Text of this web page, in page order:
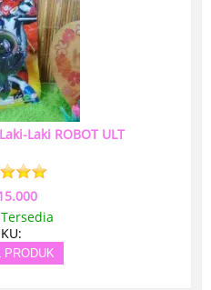
Laki ROBOT ULT
Tersedia
PRODUK